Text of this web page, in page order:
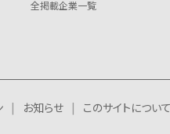
全掲載企業一覧
お知らせ このサイトについて